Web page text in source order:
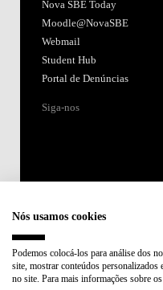
Nova SBE Today
Moodle@NovaSBE
Webmail
Student Hub
Portal de Denúncias
Siga-nos
Membro de:
Nós usamos cookies
Podemos colocá-los para análise dos
site, mostrar conteúdos
no site. Para mais informações sobre